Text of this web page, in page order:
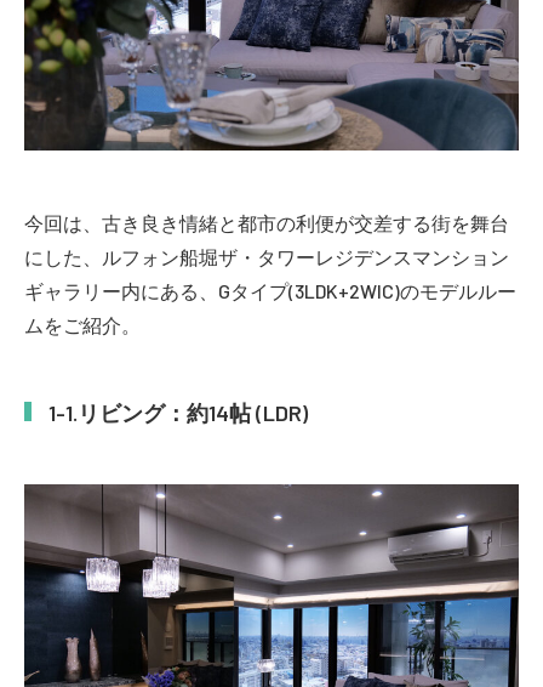
今回は、古き良き情緒と都市の利便が交差する街を舞台
にした、ルフォン船堀ザ・タワーレジデンスマンション
ギャラリー内にある、Gタイプ(3LDK+2WIC)のモデルルー
ムをご紹介。
リビング：約14帖 (LDR)